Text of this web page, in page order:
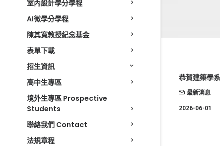
室內設計學分學程
AI微學分學程
陳其寬教授紀念基金
表單下載
招生資訊
高中生專區
境外生專區 Prospective
Students
聯絡我們 Contact
法規章程
恭賀建築學
最新消息
2026-06-01